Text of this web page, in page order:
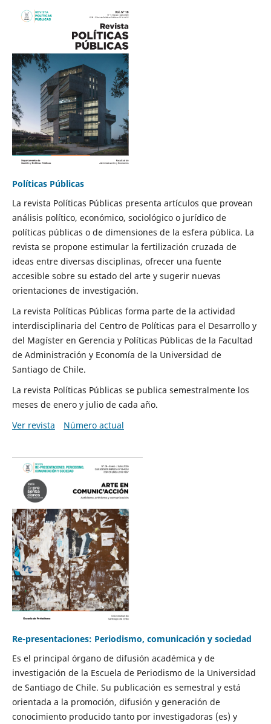
Políticas Públicas
La revista Políticas Públicas presenta artículos que provean
análisis político, económico, sociológico o jurídico de
políticas públicas o de dimensiones de la esfera pública. La
revista se propone estimular la fertilización cruzada de
ideas entre diversas disciplinas, ofrecer una fuente
accesible sobre su estado del arte y sugerir nuevas
orientaciones de investigación.
La revista Políticas Públicas forma parte de la actividad
interdisciplinaria del Centro de Políticas para el Desarrollo y
del Magíster en Gerencia y Políticas Públicas de la Facultad
de Administración y Economía de la Universidad de
Santiago de Chile.
La revista Políticas Públicas se publica semestralmente los
meses de enero y julio de cada año.
Ver revista
Número actual
Re-presentaciones: Periodismo, comunicación y sociedad
Es el principal órgano de difusión académica y de
investigación de la Escuela de Periodismo de la Universidad
de Santiago de Chile. Su publicación es semestral y está
orientada a la promoción, difusión y generación de
conocimiento producido tanto por investigadoras (es) y